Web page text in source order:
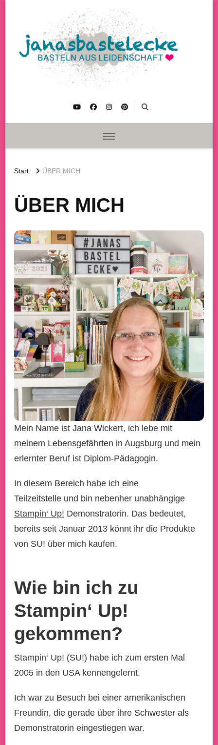
Start ÜBER MICH
ÜBER MICH
Mein Name ist Jana Wickert, ich lebe mit
meinem Lebensgefährten in Augsburg und mein
erlernter Beruf ist Diplom-Pädagogin.
In diesem Bereich habe ich eine
Teilzeitstelle und bin nebenher unabhängige
Stampin‘ Up! Demonstratorin. Das bedeutet,
bereits seit Januar 2013 könnt ihr die Produkte
von SU! über mich kaufen.
Wie bin ich zu
Stampin‘ Up!
gekommen?
Stampin‘ Up! (SU!) habe ich zum ersten Mal
2005 in den USA kennengelernt.
Ich war zu Besuch bei einer amerikanischen
Freundin, die gerade über ihre Schwester als
Demonstratorin eingestiegen war.